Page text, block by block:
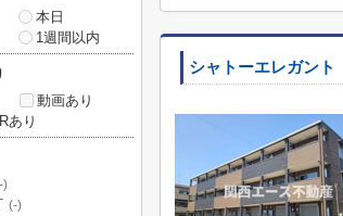
シャトーエレガント
本日
1週間以内
動画あり
あり
)
(-)